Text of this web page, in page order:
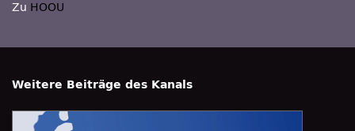
Zu HOOU
Weitere Beiträge des Kanals